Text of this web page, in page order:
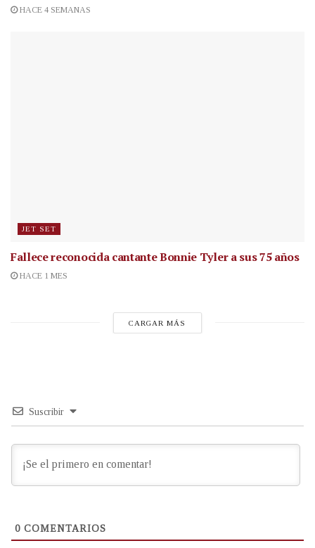
HACE 4 SEMANAS
JET SET
Fallece reconocida cantanteBonnie Tyler a sus 75 años
HACE 1 MES
CARGAR MÁS
Suscribir
0 COMENTARIOS